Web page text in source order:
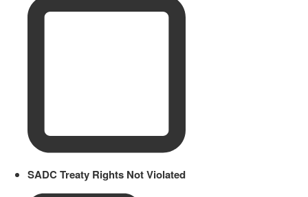
SADC Treaty Rights Not Violated